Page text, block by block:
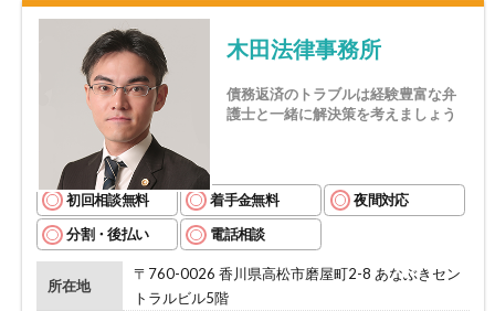
木田法律事務所
債務返済のトラブルは経験豊富な弁
護士と一緒に解決策を考えましょう
初回相談無料 着手金無料 夜間対応
分割・後払い 電話相談
所在地
〒760-0026 香川県高松市磨屋町2-8 あなぶきセン
トラルビル5階